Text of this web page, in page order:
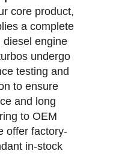
core product,
a complete
diesel engine
undergo
testing and
to ensure
and long
to OEM
offer factory-
in-stock